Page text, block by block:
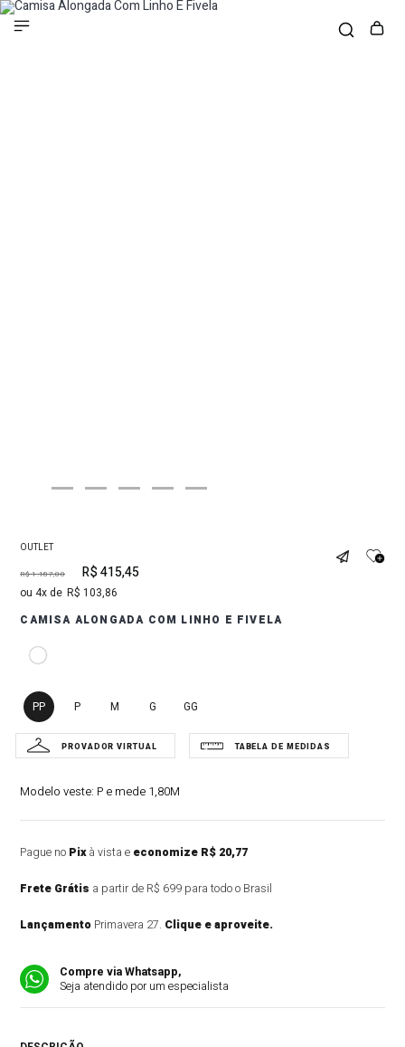
OUTLET
R$ 1.187,00 R$415,45
4 R$ 103,86
CAMISA ALONGADA COM LINHO E FIVELA
PP P M G GG
Modelo veste: P e mede 1,80M
Pague no Pixà vista e economize R$ 20,77
Frete Grátis a partir de R$ 699 para todo o Brasil
Lançamento Primavera 27. Clique e aproveite.
Compre via Whatsapp,
Seja atendido por um especialista